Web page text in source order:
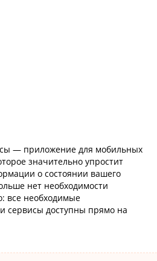
— приложение для мобильных
значительно упростит
о состоянии вашего
нет необходимости
все необходимые
и сервисы доступны прямо на